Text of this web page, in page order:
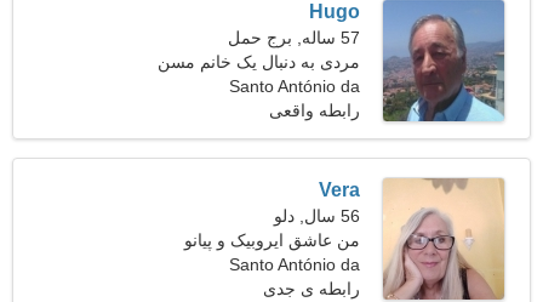
Hugo
57 ساله, برج حمل
مردی به دنبال یک خانم مسن
Santo António da
Charneca
رابطه واقعی
Vera
56 سال, دلو
من عاشق ایروبیک و پیانو
هستم
Santo António da
Charneca، پرتغال
رابطه ی جدی